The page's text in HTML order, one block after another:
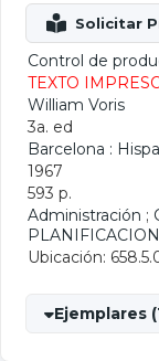
Control de
TEXTO
William Voris
3a. ed
Barcelona :
1967
593 p.
Administración ;
Ubicación:
Ejemplares